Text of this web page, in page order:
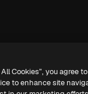
Cookies”, you agree
to enhance site